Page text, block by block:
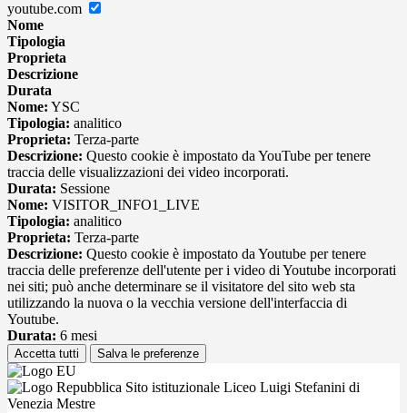
youtube.com
Nome
Tipologia
Proprieta
Descrizione
Durata
Nome: YSC
Tipologia: analitico
Proprieta: Terza-parte
Descrizione: Questo cookie è impostato da YouTube per tenere
traccia delle visualizzazioni dei video incorporati.
Durata: Sessione
Nome: VISITOR_INFO1_LIVE
Tipologia: analitico
Proprieta: Terza-parte
Descrizione: Questo cookie è impostato da Youtube per tenere
traccia delle preferenze dell'utente per i video di Youtube incorporati
nei siti; può anche determinare se il visitatore del sito web sta
utilizzando la nuova o la vecchia versione dell'interfaccia di
Youtube.
Durata: 6 mesi
Accetta tutti Salva le preferenze
Sito istituzionale Liceo Luigi Stefanini di
Venezia Mestre